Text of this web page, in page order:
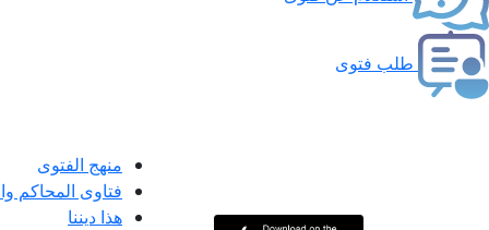
طلب فتوى
منهج الفتوى
فتاوى المحاكم
هذا ديننا